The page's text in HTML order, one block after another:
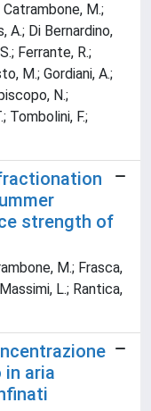
Catrambone, M.;
A.; Di Bernardino,
Ferrante, R.;
M.; Gordiani, A.;
N.;
Tombolini, F.;
strength of
M.; Frasca,
L.; Rantica,
aria